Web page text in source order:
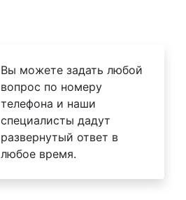
Вы можете задать любой
вопрос по номеру
телефона и наши
специалисты дадут
развернутый ответ в
любое время.